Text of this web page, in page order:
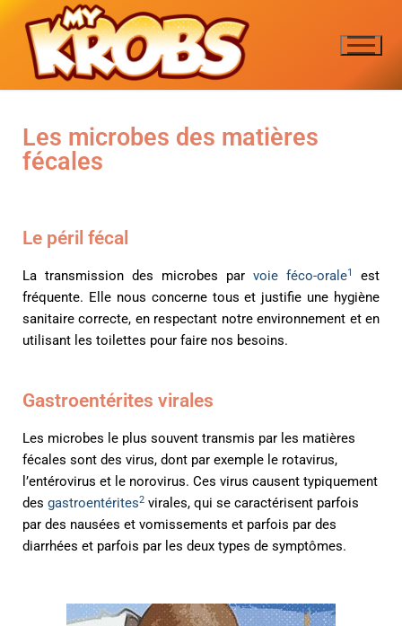
LE JEU
Les créateurs
Les règles
des aliments
des animaux
des blessures
des aérosols
des cartes noires
LE DICO
A-C
N-S
T-Z
ENGLISH
J’ACHÈTE LE JEU
Les microbes des matières
fécales
Le péril fécal
La transmission des microbes par voie féco-orale1
est
fréquente. Elle nous concerne tous et justifie une hygiène
sanitaire correcte, en respectant notre environnement et en
utilisant les toilettes pour faire nos besoins.
Gastroentérites virales
Les microbes le plus souvent transmis par les matières
fécales sont des virus, dont par exemple le rotavirus,
l’entérovirus et le norovirus. Ces virus causent typiquement
des gastroentérites2 virales, qui se caractérisent parfois
par des nausées et vomissements et parfois par des
diarrhées et parfois par les deux types de symptômes.